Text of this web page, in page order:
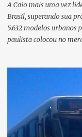
A Caio mais uma vez
Brasil, superando sua
5.632 modelos urbanos
paulista colocou no
Ônibus , a Volare, que
ano, 327 modelos
vem de um processo
o que em 2025 fez com